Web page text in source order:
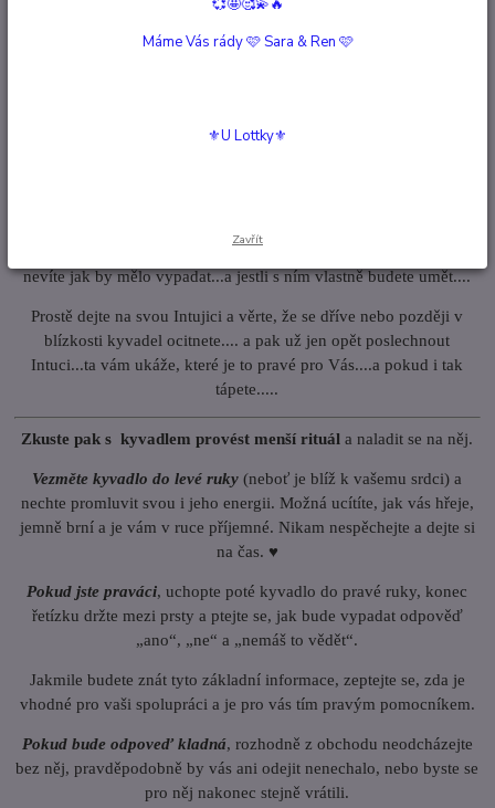
Později s kyvadlem pracovalo i mnoho známých vědců,
Země kolem vlastní osy.
chtěli pořídit Kyvadlo, ale stále se neumíte rozhoupat, protože ani
nevíte jak by mělo vypadat...a jestli s ním vlastně budete umět....
Prostě dejte na svou Intujici a věrte, že se dříve nebo později v
blízkosti kyvadel ocitnete.... a pak už jen opět poslechnout
Intuci...ta vám ukáže, které je to pravé pro Vás....a pokud i tak
tápete.....
Zkuste pak s kyvadlem provést menší rituál a naladit se na něj.
Vezměte kyvadlo do levé ruky (neboť je blíž k vašemu srdci) a
nechte promluvit svou i jeho energii. Možná ucítíte, jak vás hřeje,
jemně brní a je vám v ruce příjemné. Nikam nespěchejte a dejte si
na čas. ♥
Pokud jste praváci, uchopte poté kyvadlo do pravé ruky, konec
řetízku držte mezi prsty a ptejte se, jak bude vypadat odpověď
„ano“, „ne“ a „nemáš to vědět“.
Jakmile budete znát tyto základní informace, zeptejte se, zda je
vhodné pro vaši spolupráci a je pro vás tím pravým pomocníkem.
Pokud bude odpoveď kladná, rozhodně z obchodu neodcházejte
bez něj, pravděpodobně by vás ani odejit nenechalo, nebo byste se
pro něj nakonec stejně vrátili.
Máme Vás rády 🩷 Sara & Ren 🩷
⚜️U Lottky⚜️
Zavřít